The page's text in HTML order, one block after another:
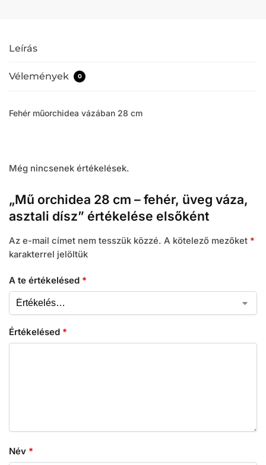
Leírás
Vélemények 0
Fehér műorchidea vázában 28 cm
Még nincsenek értékelések.
„Mű orchidea 28 cm – fehér, üveg váza,
asztali dísz” értékelése elsőként
Az e-mail címet nem tesszük közzé. A kötelező mezőket *
karakterrel jelöltük
A te értékelésed *
Értékelésed *
Név *